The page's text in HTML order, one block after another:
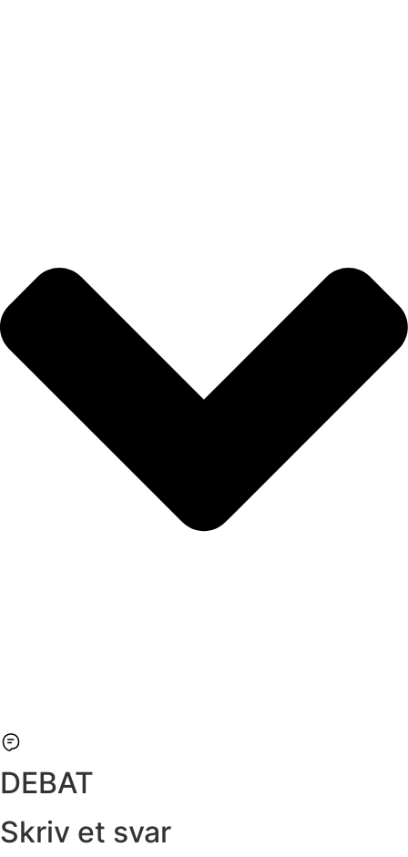
DEBAT
Skriv et svar